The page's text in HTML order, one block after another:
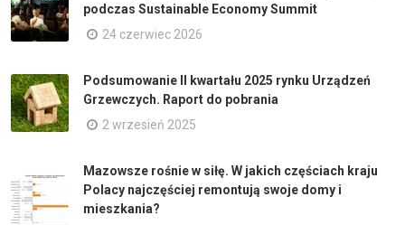
podczas Sustainable Economy Summit
24 czerwiec 2026
Podsumowanie II kwartału 2025 rynku Urządzeń
Grzewczych. Raport do pobrania
2 wrzesień 2025
Mazowsze rośnie w siłę. W jakich częściach kraju
Polacy najczęściej remontują swoje domy i
mieszkania?